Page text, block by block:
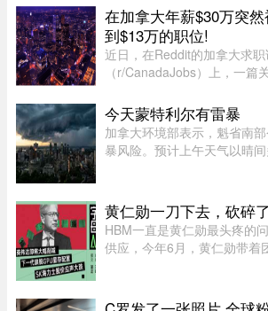
了该业主的申请。调查发现
后，年净收入超过 23,000 元
在加拿大年薪$30万突
到$13万的职位!
近日，在Reddit的加拿大求
（r/CanadaJobs）上，一篇
（OP）表示，自己刚被裁员
万加元，但如今重返求职市
类岗 ...
今天蒙特利尔有雷暴
加拿大环境部表示，魁省南
暴风险。预计上午天气以晴
Mauricie地区下午也有可能受
黄仁勋一刀下去，砍碎
HBM一直是黄仁勋最头疼的
供应，今年6月，黄仁勋带着
Rubin Ultra的显存配置。根